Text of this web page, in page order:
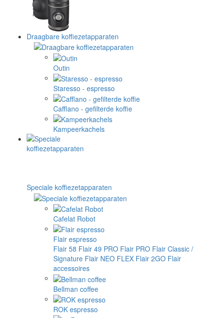
Draagbare koffiezetapparaten
Outin
Staresso - espresso
Cafflano - gefilterde koffie
Kampeerkachels
Speciale koffiezetapparaten
Cafelat Robot
Flair espresso
Flair 58 Flair 49 PRO Flair PRO Flair Classic /
Signature Flair NEO FLEX Flair 2GO Flair
accessoires
Bellman coffee
ROK espresso